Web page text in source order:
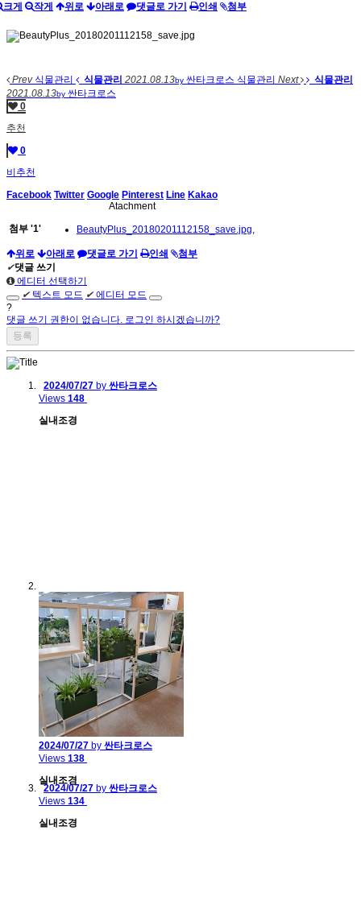
크게 작게 위로 아래로 댓글로 가기 인쇄 첨부
Prev식물관리 식물관리 2021.08.13by 싼타크로스 식물관리 Next
식물관리
2021.08.13by 싼타크로스
0
추천
0
비추천
Facebook Twitter Google Pinterest Line Kakao
Atachment
첨부 '1' BeautyPlus_20180201112158_save.jpg,
위로 아래로 댓글로 가기 인쇄
첨부
✔댓글 쓰기
에디터 선택하기
✔ 텍스트 모드 ✔에디터 모드
?
댓글 쓰기 권한이 없습니다. 로그인 하시겠습니까?
2024/07/27 by 싼타크로스
Views 148
실내조경
2024/07/27 by 싼타크로스
Views 138
실내조경
2024/07/27 by 싼타크로스
Views 134
실내조경